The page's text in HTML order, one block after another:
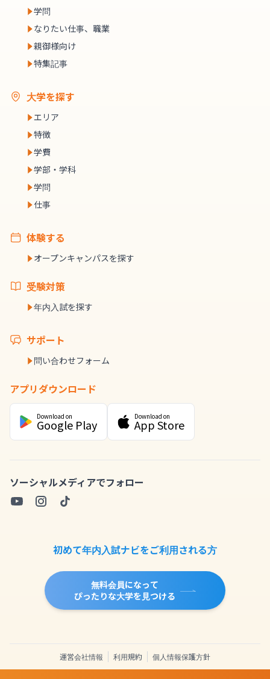
学問
なりたい仕事、職業
親御様向け
特集記事
大学を探す
エリア
特徴
学費
学部・学科
学問
仕事
体験する
オープンキャンパスを探す
受験対策
年内入試を探す
サポート
問い合わせフォーム
アプリダウンロード
Download on
Google Play
Download on
App Store
ソーシャルメディアでフォロー
初めて年内入試ナビをご利用される方
無料会員になって
ぴったりな大学を見つける
運営会社情報 利用規約 個人情報保護方針